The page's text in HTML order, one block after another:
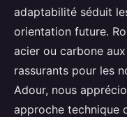
adaptabilité séduit
orientation future.
acier ou carbone
rassurants pour les
Adour, nous
approche technique